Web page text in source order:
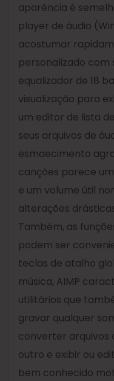
aparência é
player de áudio
acostumar
personalizado com
equalizador de 18
visualização para
um editor de lista
seus arquivos de
esmaecimento
canções parece
e um volume útil
alterações
Também, as
podem ser
teclas de atalho
música, AIMP
utilitários que
gravar qualquer
converter arquivos
outro e exibir ou
bem conhecido